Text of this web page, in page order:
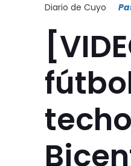
Diario de Cuyo